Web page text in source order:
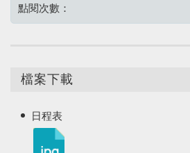
點閱次數：
檔案下載
日程表